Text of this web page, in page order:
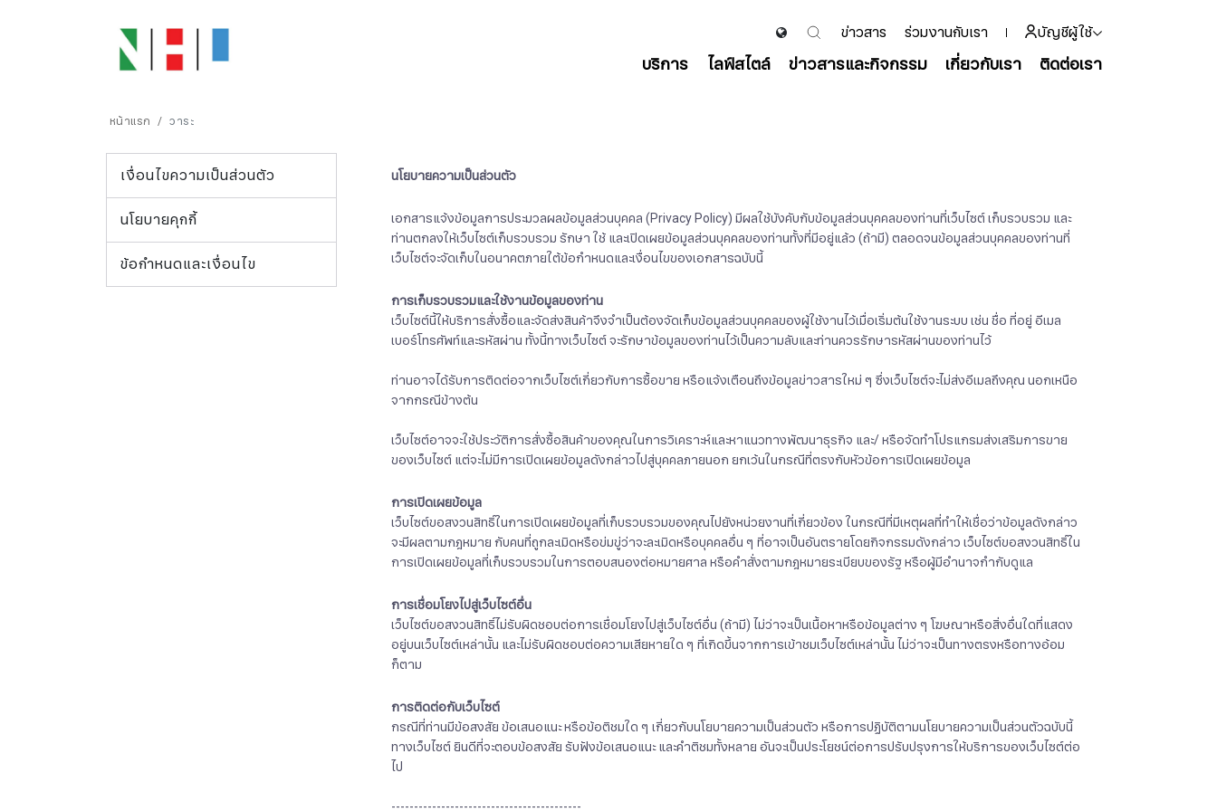
ข่าวสาร ร่วมงานกับเรา บัญชีผู้ใช้
บริการ ไลฟ์สไตล์ ข่าวสารและกิจกรรม เกี่ยวกับเรา ติดต่อเรา
หน้าแรก วาระ
เงื่อนไขความเป็นส่วนตัว
นโยบายคุกกี้
ข้อกำหนดและเงื่อนไข
นโยบายความเป็นส่วนตัว
เอกสารแจ้งข้อมูลการประมวลผลข้อมูลส่วนบุคคล (Privacy Policy) มีผลใช้บังคับกับข้อมูลส่วนบุคคลของท่านที่เว็บไซต์ เก็บรวบรวม และ
ท่านตกลงให้เว็บไซต์เก็บรวบรวม รักษา ใช้ และเปิดเผยข้อมูลส่วนบุคคลของท่านทั้งที่มีอยู่แล้ว (ถ้ามี) ตลอดจนข้อมูลส่วนบุคคลของท่านที่
เว็บไซต์จะจัดเก็บในอนาคตภายใต้ข้อกำหนดและเงื่อนไขของเอกสารฉบับนี้
การเก็บรวบรวมและใช้งานข้อมูลของท่าน
เว็บไซต์นี้ให้บริการสั่งซื้อและจัดส่งสินค้าจึงจำเป็นต้องจัดเก็บข้อมูลส่วนบุคคลของผู้ใช้งานไว้เมื่อเริ่มต้นใช้งานระบบ เช่น ชื่อ ที่อยู่ อีเมล
เบอร์โทรศัพท์และรหัสผ่าน ทั้งนี้ทางเว็บไซต์ จะรักษาข้อมูลของท่านไว้เป็นความลับและท่านควรรักษารหัสผ่านของท่านไว้
ท่านอาจได้รับการติดต่อจากเว็บไซต์เกี่ยวกับการซื้อขาย หรือแจ้งเตือนถึงข้อมูลข่าวสารใหม่ ๆ ซึ่งเว็บไซต์จะไม่ส่งอีเมลถึงคุณ นอกเหนือ
จากกรณีข้างต้น
เว็บไซต์อาจจะใช้ประวัติการสั่งซื้อสินค้าของคุณในการวิเคราะห์และหาแนวทางพัฒนาธุรกิจ และ/ หรือจัดทำโปรแกรมส่งเสริมการขาย
ของเว็บไซต์ แต่จะไม่มีการเปิดเผยข้อมูลดังกล่าวไปสู่บุคคลภายนอก ยกเว้นในกรณีที่ตรงกับหัวข้อการเปิดเผยข้อมูล
การเปิดเผยข้อมูล
เว็บไซต์ขอสงวนสิทธิ์ในการเปิดเผยข้อมูลที่เก็บรวบรวมของคุณไปยังหน่วยงานที่เกี่ยวข้อง ในกรณีที่มีเหตุผลที่ทำให้เชื่อว่าข้อมูลดังกล่าว
จะมีผลตามกฎหมาย กับคนที่ถูกละเมิดหรือข่มขู่ว่าจะละเมิดหรือบุคคลอื่น ๆ ที่อาจเป็นอันตรายโดยกิจกรรมดังกล่าว เว็บไซต์ขอสงวนสิทธิ์ใน
การเปิดเผยข้อมูลที่เก็บรวบรวมในการตอบสนองต่อหมายศาล หรือคำสั่งตามกฎหมายระเบียบของรัฐ หรือผู้มีอำนาจกำกับดูแล
การเชื่อมโยงไปสู่เว็บไซต์อื่น
เว็บไซต์ขอสงวนสิทธิ์ไม่รับผิดชอบต่อการเชื่อมโยงไปสู่เว็บไซต์อื่น (ถ้ามี) ไม่ว่าจะเป็นเนื้อหาหรือข้อมูลต่าง ๆ โฆษณาหรือสิ่งอื่นใดที่แสดง
อยู่บนเว็บไซต์เหล่านั้น และไม่รับผิดชอบต่อความเสียหายใด ๆ ที่เกิดขึ้นจากการเข้าชมเว็บไซต์เหล่านั้น ไม่ว่าจะเป็นทางตรงหรือทางอ้อม
ก็ตาม
การติดต่อกับเว็บไซต์
กรณีที่ท่านมีข้อสงสัย ข้อเสนอแนะ หรือข้อติชมใด ๆ เกี่ยวกับนโยบายความเป็นส่วนตัว หรือการปฏิบัติตามนโยบายความเป็นส่วนตัวฉบับนี้
ทางเว็บไซต์ ยินดีที่จะตอบข้อสงสัย รับฟังข้อเสนอแนะ และคำติชมทั้งหลาย อันจะเป็นประโยชน์ต่อการปรับปรุงการให้บริการของเว็บไซต์ต่อ
ไป
------------------------------------------